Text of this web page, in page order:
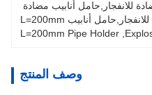
للانفجار,حامل أنابيب L=200mm
L=200mm Pipe Holder
وصف المنتج